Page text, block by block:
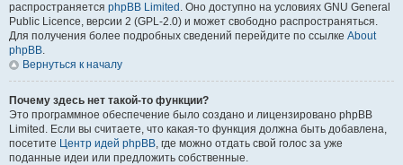
распространяется phpBB Limited . Оно доступно на условиях GNU General
Public Licence, версии 2 (GPL-2.0) и может свободно распространяться.
Для получения более подробных сведений перейдите по ссылке About
phpBB.
Вернуться к началу
Почему здесь нет такой-то функции?
Это программное обеспечение было создано и лицензировано phpBB
Limited. Если вы считаете, что какая-то функция должна быть добавлена,
посетите Центр идей phpBB, где можно отдать свой голос за уже
поданные идеи или предложить собственные.